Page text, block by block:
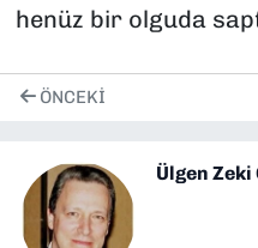
henüz bir olguda
ÖNCEKI
Ülgen Zeki